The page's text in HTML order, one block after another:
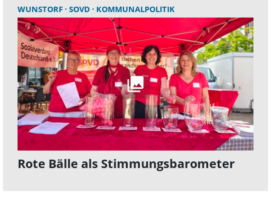
WUNSTORF SOVD KOMMUNALPOLITIK
Rote Bälle als Stimmungsbarometer